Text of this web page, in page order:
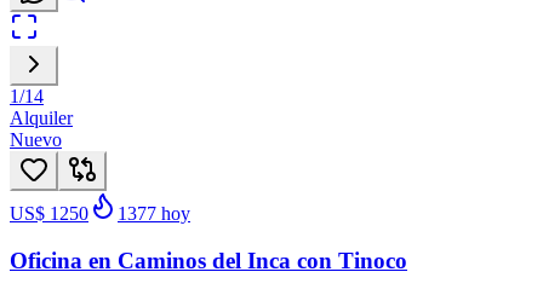
1/14
Alquiler
Nuevo
US$ 1250 1377 hoy
Oficina en Caminos del Inca con Tinoco